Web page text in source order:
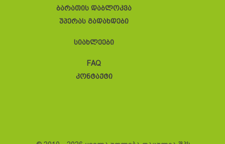
ბარათის დაბლოკვა
უპერას გადახდები
სიახლეები
FAQ
კონტაქტი